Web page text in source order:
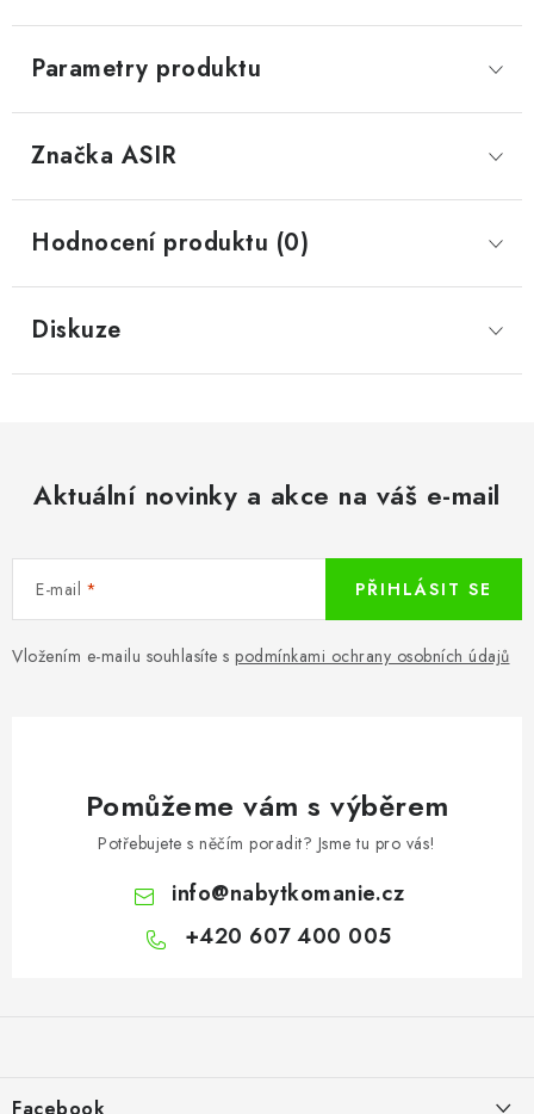
Parametry produktu
Značka ASIR
Hodnocení produktu (0)
Diskuze
Aktuální novinky a akce na váš e-mail
E-mail
Vložením e-mailu souhlasíte s podmínkami ochrany osobních údajů
PŘIHLÁSIT SE
Pomůžeme vám s výběrem
Potřebujete s něčím poradit? Jsme tu pro vás!
info@nabytkomanie.cz
+420 607 400 005
aFacebook